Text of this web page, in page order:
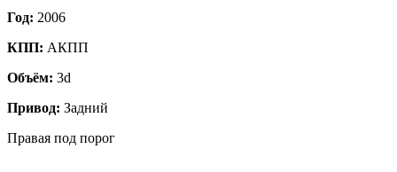
Год: 2006
КПП: АКПП
Объём: 3d
Привод: Задний
Правая под порог